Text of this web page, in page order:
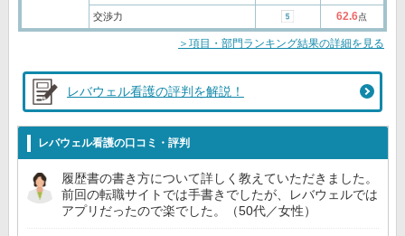
交渉力 62.6点
＞項目・部門ランキング結果の詳細を見る
レバウェル看護の評判を解説！
レバウェル看護の口コミ・評判
履歴書の書き方について詳しく教えていただきました。
前回の転職サイトでは手書きでしたが、レバウェルでは
アプリだったので楽でした。（50代／女性）